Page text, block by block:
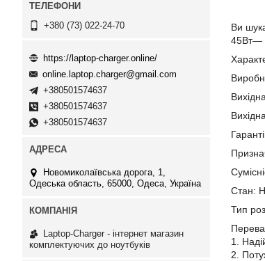
Ви
45Вт—
Стан:
Тип
1.
2.
+380 (73) 022-24-70
https://laptop-charger.online/
online.laptop.charger@gmail.com
+380501574637
+380501574637
+380501574637
Новомиколаївська дорога, 1,
Одеська область, 65000, Одеса, Україна
Laptop-Charger - інтернет магазин
комплектуючих до ноутбуків